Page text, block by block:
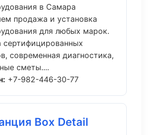
в Самара
продажа и установка
для любых марок.
сертифицированных
современная диагностика,
сметы....
+7-982-446-30-77
Box Detail